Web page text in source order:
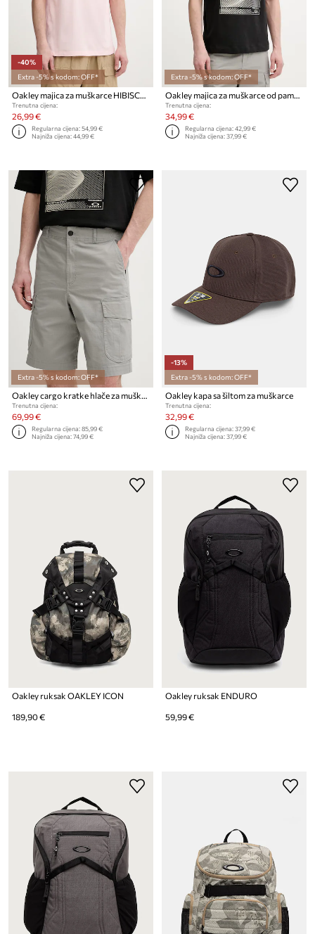
-40%
Extra -5% s kodom: OFF*
Trenutna cijena:
26,99 €
Regularna cijena:54,99 €
Najniža cijena:44,99 €
Extra -5% s kodom: OFF*
Trenutna cijena:
34,99 €
Regularna cijena:42,99 €
Najniža cijena:37,99 €
Extra -5% s kodom: OFF*
Oakley cargo kratke hlače za muškarce od pamuka s elastanom
Trenutna cijena:
69,99 €
Regularna cijena:85,99 €
Najniža cijena:74,99 €
-13%
Extra -5% s kodom: OFF*
Oakley kapa sa šiltom za muškarce
Trenutna cijena:
32,99 €
Regularna cijena:37,99 €
Najniža cijena:37,99 €
Oakley ruksak OAKLEY ICON
189,90 €
Oakley ruksak ENDURO
59,99 €